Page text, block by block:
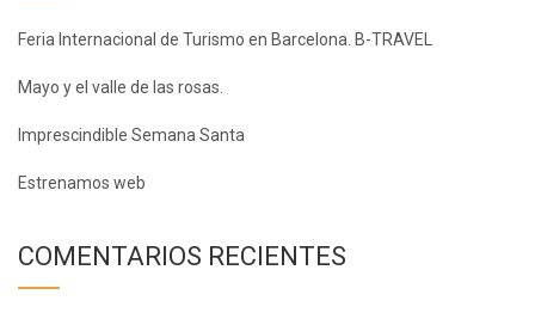
Feria Internacional de Turismo en Barcelona. B-TRAVEL
Mayo y el valle de las rosas.
Imprescindible Semana Santa
Estrenamos web
COMENTARIOS RECIENTES